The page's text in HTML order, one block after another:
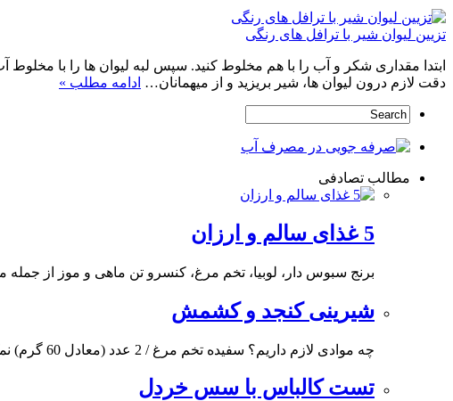
تزیین لیوان شیر با ترافل های رنگی
ابتدا مقداری شکر و آب را با هم مخلوط کنید. سپس لبه لیوان ها را با مخلوط
دقت لازم درون لیوان ها، شیر بریزید و از میهمانان… ادامه مطلب »
مطالب تصادفی
5 غذای سالم و ارزان
برنج سبوس دار، لوبیا، تخم مرغ، کنسرو تن ماهی و موز از جمله
شیرینی کنجد و کشمش
چه موادی لازم داریم؟ سفیده تخم مرغ / 2 عدد (معادل 60 گرم) نمک / یک
تست کالباس با سس خردل